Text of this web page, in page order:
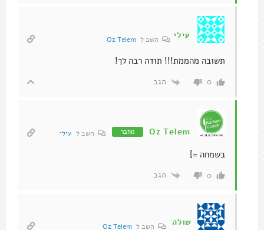
עילי השב ל Oz Telem
תשובה מהממת!!! תודה רבה לך!
0 הגב
Oz Telem מחבר השב ל עילי
בשמחה =]
0 הגב
שולה השב ל Oz Telem